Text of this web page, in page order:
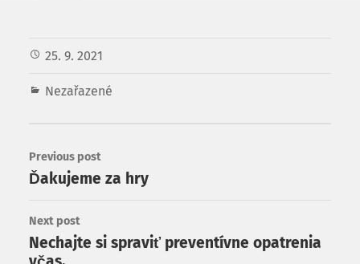
25. 9. 2021
Nezařazené
Previous post
Ďakujeme za hry
Next post
Nechajte si spraviť preventívne opatrenia